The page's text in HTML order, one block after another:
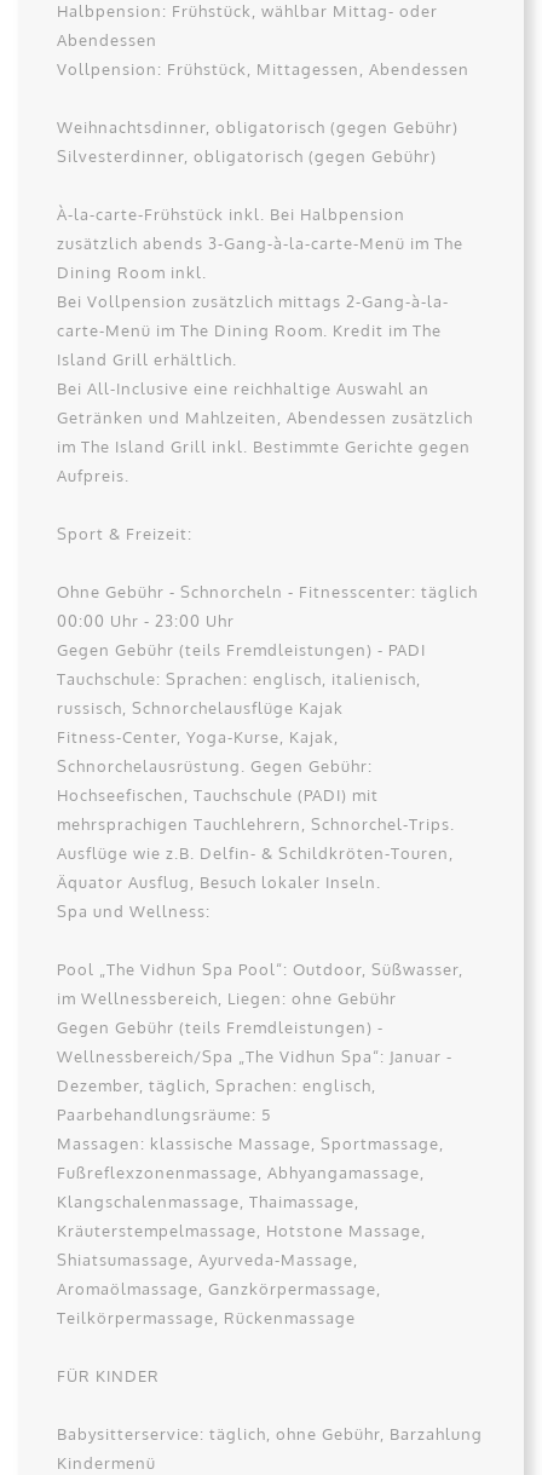
Halbpension: Frühstück, wählbar Mittag- oder
Abendessen
Vollpension: Frühstück, Mittagessen, Abendessen
Weihnachtsdinner, obligatorisch (gegen Gebühr)
Silvesterdinner, obligatorisch (gegen Gebühr)
À-la-carte-Frühstück inkl. Bei Halbpension
zusätzlich abends 3-Gang-à-la-carte-Menü im The
Dining Room inkl.
Bei Vollpension zusätzlich mittags 2-Gang-à-la-
carte-Menü im The Dining Room. Kredit im The
Island Grill erhältlich.
Bei All-Inclusive eine reichhaltige Auswahl an
Getränken und Mahlzeiten, Abendessen zusätzlich
im The Island Grill inkl. Bestimmte Gerichte gegen
Aufpreis.
Sport & Freizeit:
Ohne Gebühr - Schnorcheln - Fitnesscenter: täglich
00:00 Uhr - 23:00 Uhr
Gegen Gebühr (teils Fremdleistungen) - PADI
Tauchschule: Sprachen: englisch, italienisch,
russisch, Schnorchelausflüge Kajak
Fitness-Center, Yoga-Kurse, Kajak,
Schnorchelausrüstung. Gegen Gebühr:
Hochseefischen, Tauchschule (PADI) mit
mehrsprachigen Tauchlehrern, Schnorchel-Trips.
Ausflüge wie z.B. Delfin- & Schildkröten-Touren,
Äquator Ausflug, Besuch lokaler Inseln.
Spa und Wellness:
Pool „The Vidhun Spa Pool“: Outdoor, Süßwasser,
im Wellnessbereich, Liegen: ohne Gebühr
Gegen Gebühr (teils Fremdleistungen) -
Wellnessbereich/Spa „The Vidhun Spa“: Januar -
Dezember, täglich, Sprachen: englisch,
Paarbehandlungsräume: 5
Massagen: klassische Massage, Sportmassage,
Fußreflexzonenmassage, Abhyangamassage,
Klangschalenmassage, Thaimassage,
Kräuterstempelmassage, Hotstone Massage,
Shiatsumassage, Ayurveda-Massage,
Aromaölmassage, Ganzkörpermassage,
Teilkörpermassage, Rückenmassage
FÜR KINDER
Babysitterservice: täglich, ohne Gebühr, Barzahlung
Kindermenü